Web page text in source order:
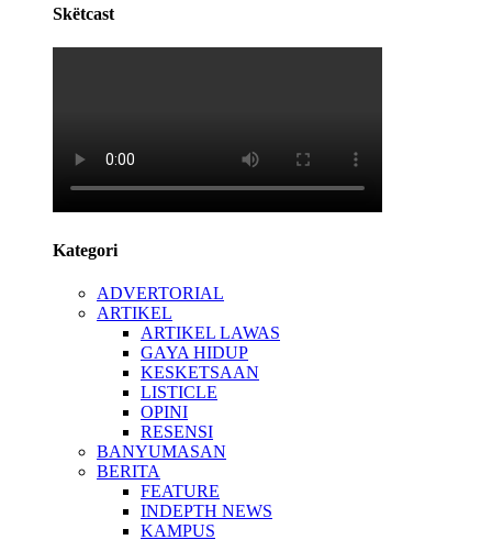
Skëtcast
Kategori
ADVERTORIAL
ARTIKEL
ARTIKEL LAWAS
GAYA HIDUP
KESKETSAAN
LISTICLE
OPINI
RESENSI
BANYUMASAN
BERITA
FEATURE
INDEPTH NEWS
KAMPUS